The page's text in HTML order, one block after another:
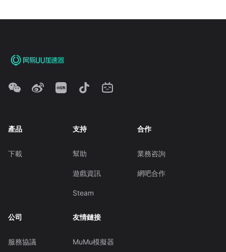
產品
下載
支持
幫助
遊戲資訊
Steam
合作
業務咨詢
網吧合作
公司
服務協議
友情鏈接
MuMu模擬器